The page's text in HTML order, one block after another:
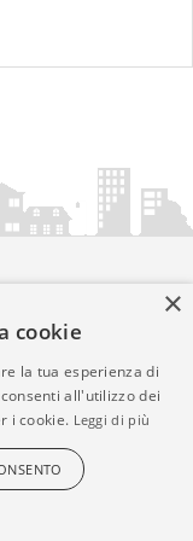
diartemedia.it
| Informativa
×
cookie
la tua esperienza di
all'utilizzo dei
i cookie. Leggi di più